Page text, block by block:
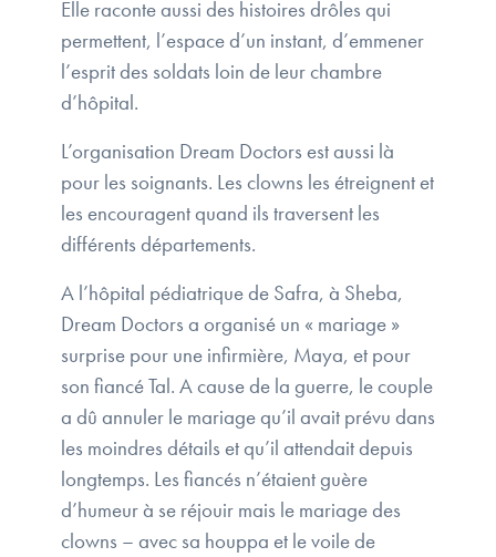
Elle raconte aussi des histoires drôles qui
permettent, l’espace d’un instant, d’emmener
l’esprit des soldats loin de leur chambre
d’hôpital.
L’organisation Dream Doctors est aussi là
pour les soignants. Les clowns les étreignent et
les encouragent quand ils traversent les
différents départements.
A l’hôpital pédiatrique de Safra, à Sheba,
Dream Doctors a organisé un « mariage »
surprise pour une infirmière, Maya, et pour
son fiancé Tal. A cause de la guerre, le couple
a dû annuler le mariage qu’il avait prévu dans
les moindres détails et qu’il attendait depuis
longtemps. Les fiancés n’étaient guère
d’humeur à se réjouir mais le mariage des
clowns – avec sa houppa et le voile de